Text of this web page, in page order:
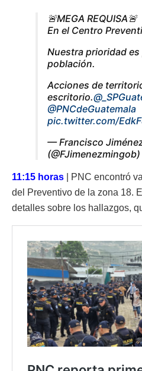
🚨MEGA REQUISA🚨
En el Centro
Nuestra prioridad
población.
Acciones de
escritorio.
@PNCdeGuatemala
pic.twitter.com/
— Francisco
(@FJimenezmingob)
11:15 horas | PNC encontró
del Preventivo de la zona 18.
detalles sobre los hallazgos,